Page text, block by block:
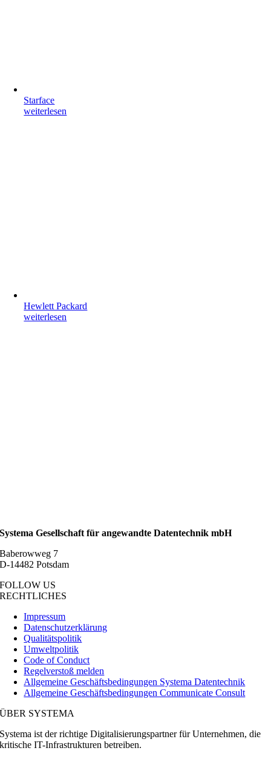
Starface
weiterlesen
Hewlett Packard
weiterlesen
Systema Gesellschaft für angewandte Datentechnik mbH
Baberowweg 7
D-14482 Potsdam
FOLLOW US
RECHTLICHES
Impressum
Datenschutzerklärung
Qualitätspolitik
Umweltpolitik
Code of Conduct
Regelverstoß melden
Allgemeine Geschäftsbedingungen Systema Datentechnik
Allgemeine Geschäftsbedingungen Communicate Consult
ÜBER SYSTEMA
Systema ist der richtige Digitalisierungspartner für Unternehmen, die
kritische IT-Infrastrukturen betreiben.